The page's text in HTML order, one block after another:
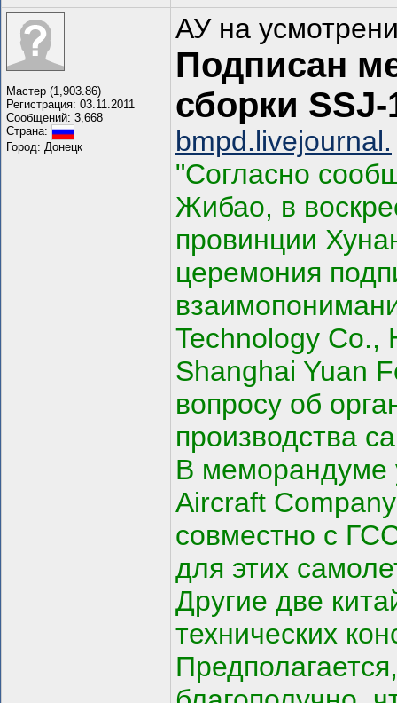
Мастер (1,903.86)
Регистрация: 03.11.2011
Сообщений: 3,668
Страна:
Город: Донецк
АУ на
Подписан
сборки
bmpd.livejournal.
"Согласно
Жибао, в
провинции
церемония
Technology Co.,
Shanghai Yuan
вопросу об
производства
В меморандуме
Aircraft
совместно с
для этих
Другие две
технических